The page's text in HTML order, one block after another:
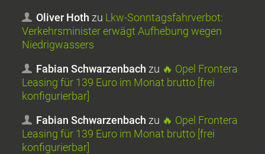
Oliver Hoth zu Lkw-Sonntagsfahrverbot:
Verkehrsminister erwägt Aufhebung wegen
Niedrigwassers
Fabian Schwarzenbach zu 🔥 Opel Frontera
Leasing für 139 Euro im Monat brutto [frei
konfigurierbar]
Fabian Schwarzenbach zu 🔥 Opel Frontera
Leasing für 139 Euro im Monat brutto [frei
konfigurierbar]